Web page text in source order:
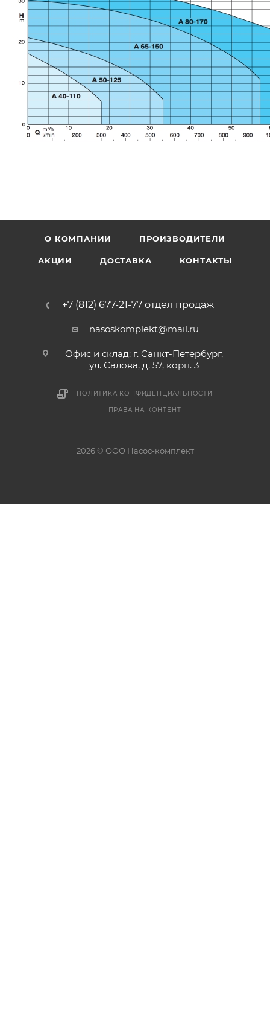
О КОМПАНИИ ПРОИЗВОДИТЕЛИ
АКЦИИ ДОСТАВКА КОНТАКТЫ
+7 (812) 677-21-77 отдел продаж
nasoskomplekt@mail.ru
Офис и склад: г. Санкт-Петербург,
ул. Салова, д. 57, корп. 3
ПОЛИТИКА КОНФИДЕНЦИАЛЬНОСТИ
ПРАВА НА КОНТЕНТ
2026 © ООО Насос-комплект